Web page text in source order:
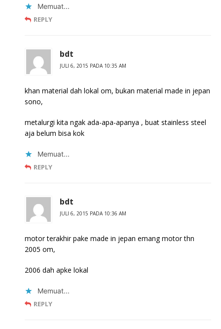
Memuat...
REPLY
bdt
JULI 6, 2015 PADA 10:35 AM
khan material dah lokal om, bukan material made in jepan
sono,
metalurgi kita ngak ada-apa-apanya , buat stainless steel
aja belum bisa kok
Memuat...
REPLY
bdt
JULI 6, 2015 PADA 10:36 AM
motor terakhir pake made in jepan emang motor thn
2005 om,
2006 dah apke lokal
Memuat...
REPLY